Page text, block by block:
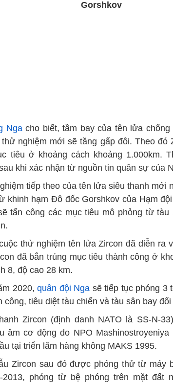
Gorshkov
Ngacho biết, tầm bay của tên lửa chống
nghiệm mới sẽ tăng gấp đôi. Theo đó
tiêu ở khoảng cách khoảng 1.000km.
khi xác nhận từ nguồn tin quân sự của
tiếp theo của tên lửa siêu thanh mới
khinh hạm Đô đốc Gorshkov của Hạm
tấn công các mục tiêu mô phỏng từ
thử nghiệm tên lửa Zircon đã diễn ra
đã bắn trúng mục tiêu thành công ở
8, độ cao 28 km.
2020,quân đội Nga sẽ tiếp tục phóng 3
công, tiêu diệt tàu chiến và tàu sân bay đối
Zircon (định danh NATO là SS-N-
âm cơ động do NPO
tại triển lãm hàng không MAKS 1995.
Zircon sau đó được phóng thử từ máy
2013, phóng từ bệ phóng trên mặt đất